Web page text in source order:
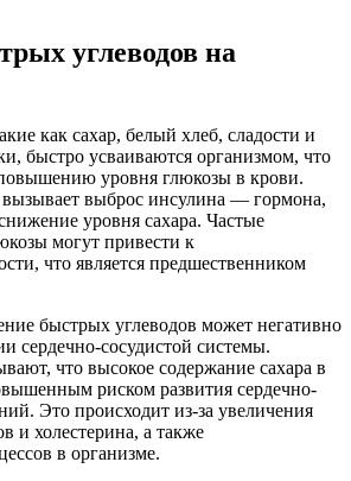
углеводов на
как сахар, белый хлеб, сладости и
быстро усваиваются организмом, что
уровня глюкозы в крови.
выброс инсулина — гормона,
уровня сахара. Частые
могут привести к
что является предшественником
быстрых углеводов может негативно
сердечно-сосудистой системы.
что высокое содержание сахара в
риском развития сердечно-
Это происходит из-за увеличения
и холестерина, а также
в организме.